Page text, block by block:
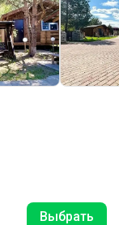
Выбрать